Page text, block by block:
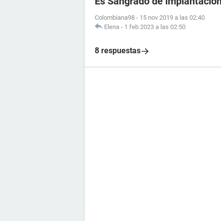
Colombiana98 - 15 nov 2019 a las 02:40
Elena - 1 feb 2023 a las 02:50
8 respuestas